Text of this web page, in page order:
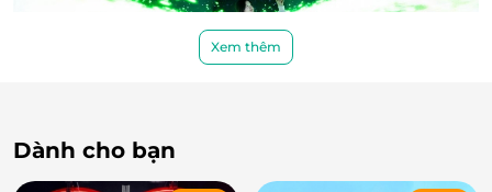
Xem thêm
Dành cho bạn